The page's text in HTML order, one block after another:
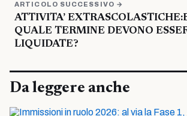
ARTICOLO SUCCESSIVO →
ATTIVITA’
QUALE TERMINE DEVONO
LIQUIDATE?
Da leggere anche